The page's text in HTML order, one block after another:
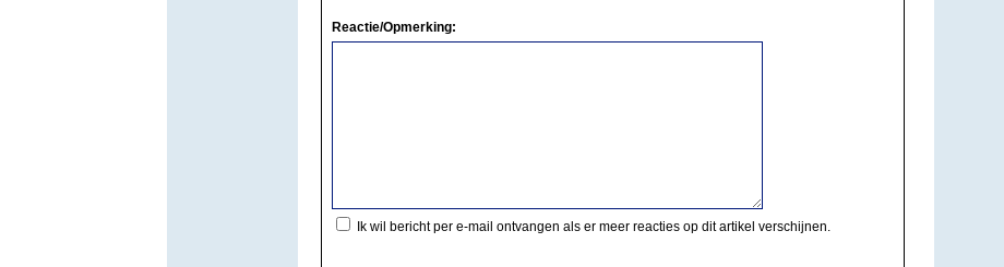
Reactie/Opmerking:
Ik wil bericht per e-mail ontvangen als er meer reacties op dit artikel verschijnen.